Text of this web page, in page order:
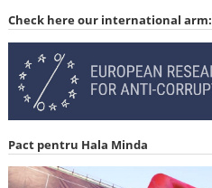
Check here our international arm:
Pact pentru Hala Minda